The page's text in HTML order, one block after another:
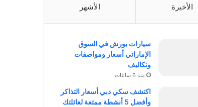
الأخيرة الأشهر
سيارات بورش في السوق
الإماراتي أسعار ومواصفات
وتكاليف
منذ 6 ساعات
اكتشف سكي دبي أسعار التذاكر
وأفضل 5 أنشطة ممتعة لعائلتك